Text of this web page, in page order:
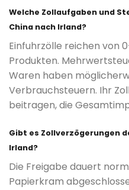
Welche Zollaufgaben und
China nach Irland?
Einfuhrzölle reichen von
Produkten.
Waren haben
Verbrauchsteuern. Ihr
beitragen, die
Gibt es Zollverzögerungen
Irland?
Die Freigabe dauert
Papierkram